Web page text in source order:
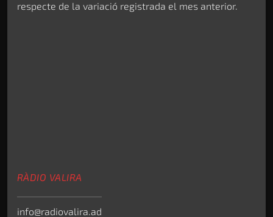
respecte de la variació registrada el mes anterior.
RÀDIO VALIRA
info@radiovalira.ad